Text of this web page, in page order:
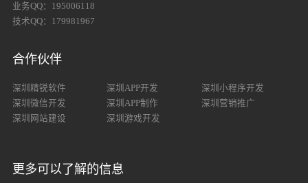
业务QQ：195006118
技术QQ：179981967
合作伙伴
深圳精锐软件 深圳APP开发
深圳小程序开发
深圳微信开发
深圳APP制作
深圳营销推广
深圳网站建设
深圳游戏开发
更多可以了解的信息